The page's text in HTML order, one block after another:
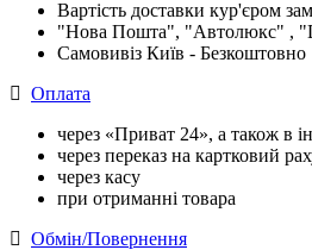
Вартість доставки кур'єром
"Нова Пошта", "Автолюкс" ,
Самовивіз Київ - Безкоштовно
Оплата
через «Приват 24», а також в
через переказ на картковий
через касу
при отриманні товара
Обмін/Повернення